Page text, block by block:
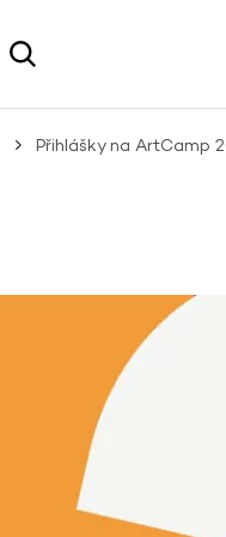
Přihlášky na ArtCamp